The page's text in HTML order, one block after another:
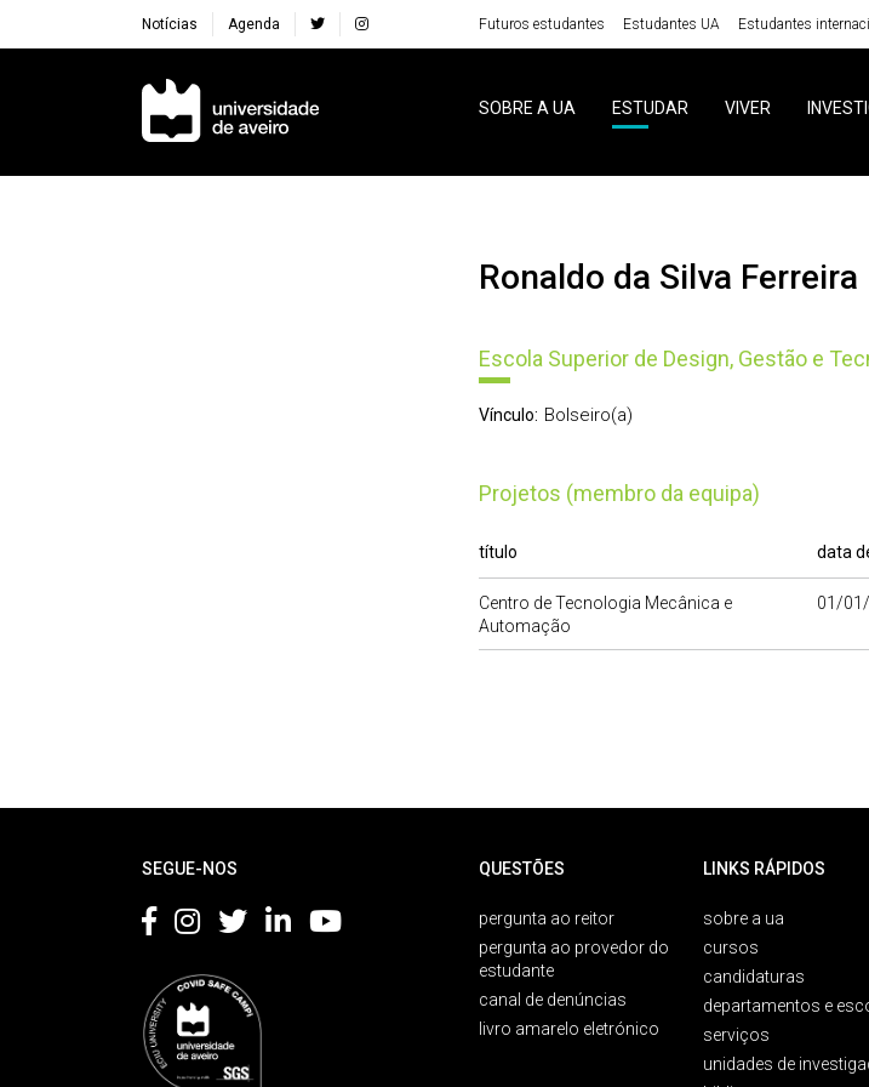
Notícias Agenda Futuros estudantes Estudantes UA Estudantes
Navegação Principal
SOBRE A UA ESTUDAR VIVER
Ronaldo da Silva Ferreira
Escola Superior de Design, Gestão e
Vínculo: Bolseiro(a)
Projetos (membro da equipa)
título data
Centro de Tecnologia Mecânica e
Automação
01/
SEGUE-NOS QUESTÕES
pergunta ao reitor
pergunta ao provedor do
estudante
canal de denúncias
livro amarelo eletrónico
LINKS RÁPIDOS
sobre a ua
cursos
candidaturas
departamentos e
serviços
unidades de